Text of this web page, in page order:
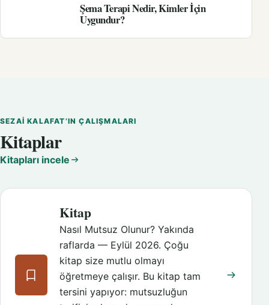
Şema Terapi Nedir, Kimler İçin
Uygundur?
SEZAI KALAFAT’IN ÇALIŞMALARI
Kitaplar
Kitapları incele
Kitap
Nasıl Mutsuz Olunur? Yakında
raflarda — Eylül 2026. Çoğu
kitap size mutlu olmayı
öğretmeye çalışır. Bu kitap tam
tersini yapıyor: mutsuzluğun